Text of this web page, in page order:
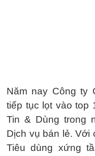
Năm nay Công ty
tiếp tục lọt vào top
Tin & Dùng trong
Dịch vụ bán lẻ. Với
Tiêu dùng xứng